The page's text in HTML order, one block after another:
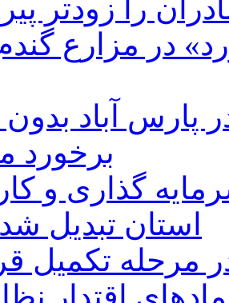
را زودتر
در مزارع
پارس آباد
برخورد
گذاری و
استان تبدیل
مرحله تکمیل
اقتدار